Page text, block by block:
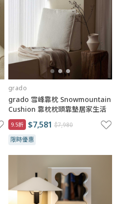
grado
grado 雪峰靠枕 Snowmountain
Cushion 靠枕枕頭靠墊居家生活
9.5折 $7,581 $7,980
限時優惠